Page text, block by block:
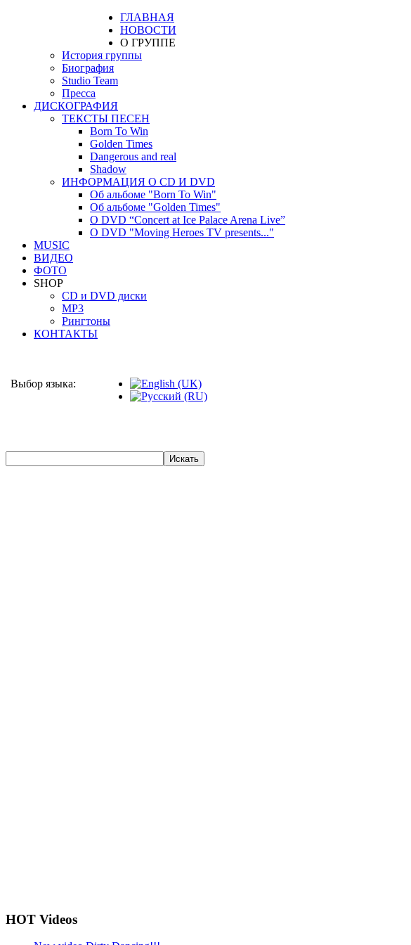
ГЛАВНАЯ
НОВОСТИ
О ГРУППЕ
История группы
Биография
Studio Team
Пресса
ДИСКОГРАФИЯ
ТЕКСТЫ ПЕСЕН
Born To Win
Golden Times
Dangerous and real
Shadow
ИНФОРМАЦИЯ О CD И DVD
Об альбоме "Born To Win"
Об альбоме "Golden Times"
О DVD “Concert at Ice Palace Arena Live”
О DVD "Moving Heroes TV presents..."
MUSIC
ВИДЕО
ФОТО
SHOP
CD и DVD диски
MP3
Рингтоны
КОНТАКТЫ
Выбор языка:
HOT Videos